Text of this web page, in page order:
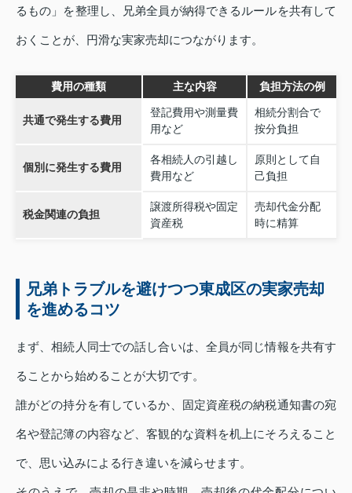
るもの」を整理し、兄弟全員が納得できるルールを共有して
おくことが、円滑な実家売却につながります。
費用の種類 主な内容 負担方法の例
共通で発生する費用
登記費用や測量費
用など
相続分割合で
按分負担
個別に発生する費用
各相続人の引越し
費用など
原則として自
己負担
税金関連の負担
譲渡所得税や固定
資産税
売却代金分配
時に精算
兄弟トラブルを避けつつ東成区の実家売却
を進めるコツ
まず、相続人同士での話し合いは、全員が同じ情報を共有す
ることから始めることが大切です。
誰がどの持分を有しているか、固定資産税の納税通知書の宛
名や登記簿の内容など、客観的な資料を机上にそろえること
で、思い込みによる行き違いを減らせます。